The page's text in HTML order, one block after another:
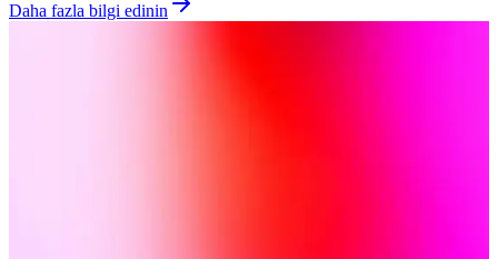
Daha fazla bilgi edinin